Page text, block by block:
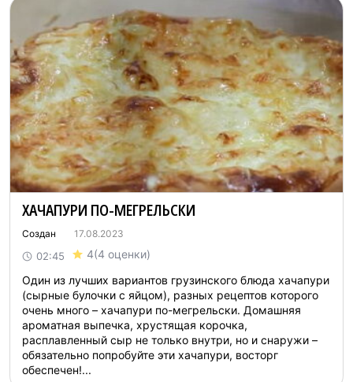
ХАЧАПУРИ ПО-МЕГРЕЛЬСКИ
Создан 17.08.2023
02:45 4(4 оценки)
Один из лучших вариантов грузинского блюда хачапури
(сырные булочки с яйцом), разных рецептов которого
очень много – хачапури по-мегрельски. Домашняя
ароматная выпечка, хрустящая корочка,
расплавленный сыр не только внутри, но и снаружи –
обязательно попробуйте эти хачапури, восторг
обеспечен!...